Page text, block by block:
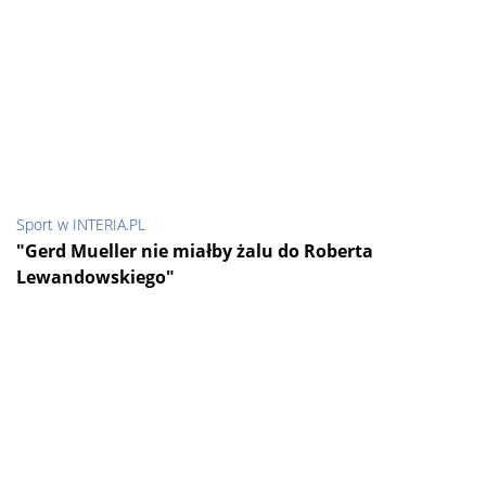
Sport w INTERIA.PL
"Gerd Mueller nie miałby żalu do Roberta
Lewandowskiego"